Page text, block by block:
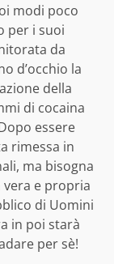
modi poco
per i suoi
da
d’occhio la
della
di cocaina
essere
rimessa in
ma bisogna
e propria
di Uomini
in poi starà
per sè!